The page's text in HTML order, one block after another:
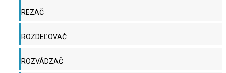
REZAČ
ROZDEĽOVAČ
ROZVÁDZAČ